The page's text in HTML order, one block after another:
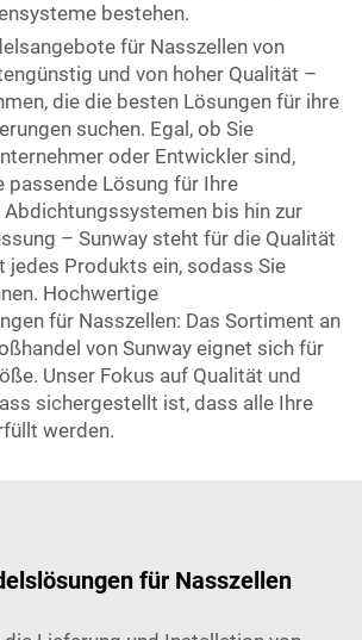
bestehen.
für Nasszellen von
und von hoher Qualität –
die die besten Lösungen für ihre
suchen. Egal, ob Sie
oder Entwickler sind,
passende Lösung für Ihre
bis hin zur
– Sunway steht für die Qualität
jedes Produkts ein, sodass Sie
Hochwertige
für Nasszellen: Das Sortiment an
von Sunway eignet sich für
Unser Fokus auf Qualität und
sichergestellt ist, dass alle Ihre
werden.
für Nasszellen